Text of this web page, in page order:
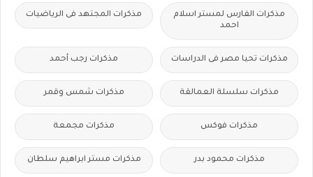
مذكرات الفارس لمستر اسلام
احمد
مذكرات المجتهد فى الرياضيات
مذكرات تحيا مصر فى الدراسات مذكرات رجب أحمد
مذكرات سلسلة العمالقة مذكرات شمس وقمر
مذكرات فوكس مذكرات مجمعة
مذكرات محمود بدر مذكرات مستر ابراهيم سلطان